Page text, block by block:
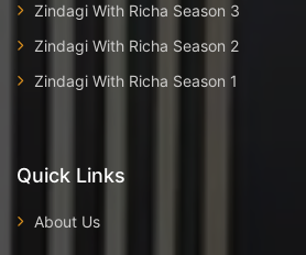
Zindagi With Richa Season 3
Zindagi With Richa Season 2
Zindagi With Richa Season 1
Quick Links
About Us